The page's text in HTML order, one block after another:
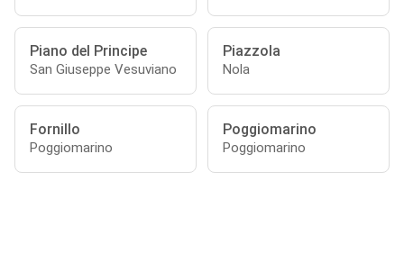
Piano del Principe
San Giuseppe Vesuviano
Piazzola
Nola
Fornillo
Poggiomarino
Poggiomarino
Poggiomarino